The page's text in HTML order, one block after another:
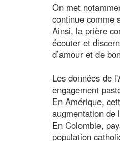
On met
continue comme
Ainsi, la prière
écouter et
d’amour et de
Les données de
engagement
En Amérique,
augmentation de
En Colombie,
population